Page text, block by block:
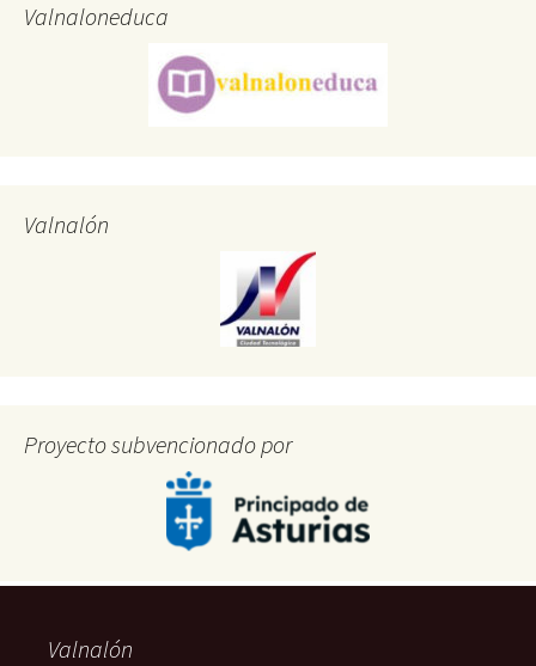
Valnaloneduca
Valnalón
Proyecto subvencionado por
Valnalón